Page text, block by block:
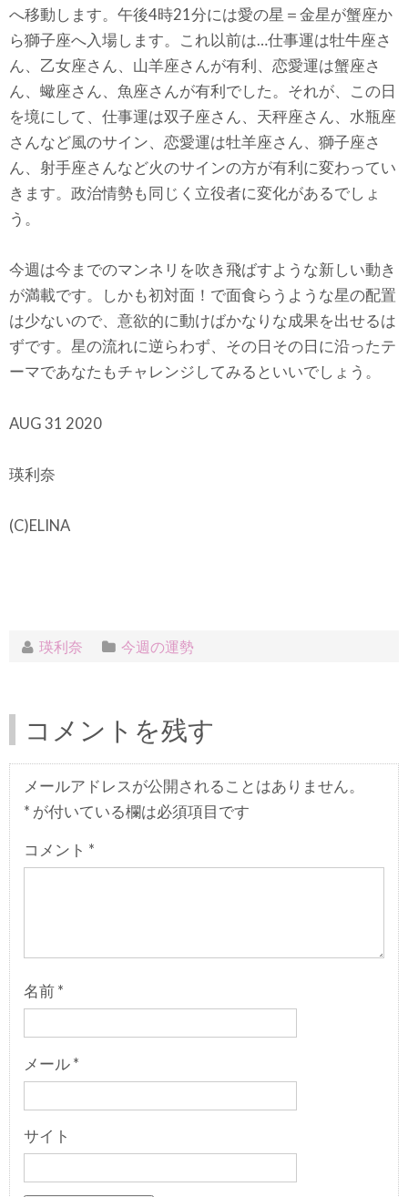
へ移動します。午後4時21分には愛の星＝金星が蟹座か
ら獅子座へ入場します。これ以前は…仕事運は牡牛座さ
ん、乙女座さん、山羊座さんが有利、恋愛運は蟹座さ
ん、蠍座さん、魚座さんが有利でした。それが、この日
を境にして、仕事運は双子座さん、天秤座さん、水瓶座
さんなど風のサイン、恋愛運は牡羊座さん、獅子座さ
ん、射手座さんなど火のサインの方が有利に変わってい
きます。政治情勢も同じく立役者に変化があるでしょ
う。
今週は今までのマンネリを吹き飛ばすような新しい動き
が満載です。しかも初対面！で面食らうような星の配置
は少ないので、意欲的に動けばかなりな成果を出せるは
ずです。星の流れに逆らわず、その日その日に沿ったテ
ーマであなたもチャレンジしてみるといいでしょう。
AUG 31 2020
瑛利奈
(C)ELINA
瑛利奈 今週の運勢
コメントを残す
メールアドレスが公開されることはありません。
* が付いている欄は必須項目です
コメント *
名前 *
メール *
サイト